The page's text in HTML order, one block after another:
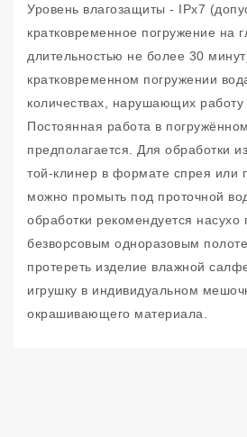
Уровень влагозащиты - IPx7
кратковременное погружение на
длительностью не более 30
кратковременном погружении
количествах, нарушающих работу
Постоянная работа в
предполагается. Для обработки
той-клинер в формате спрея или
можно промыть под проточной
обработки рекомендуется насухо
безворсовым одноразовым
протереть изделие влажной
игрушку в индивидуальном
окрашивающего материала.